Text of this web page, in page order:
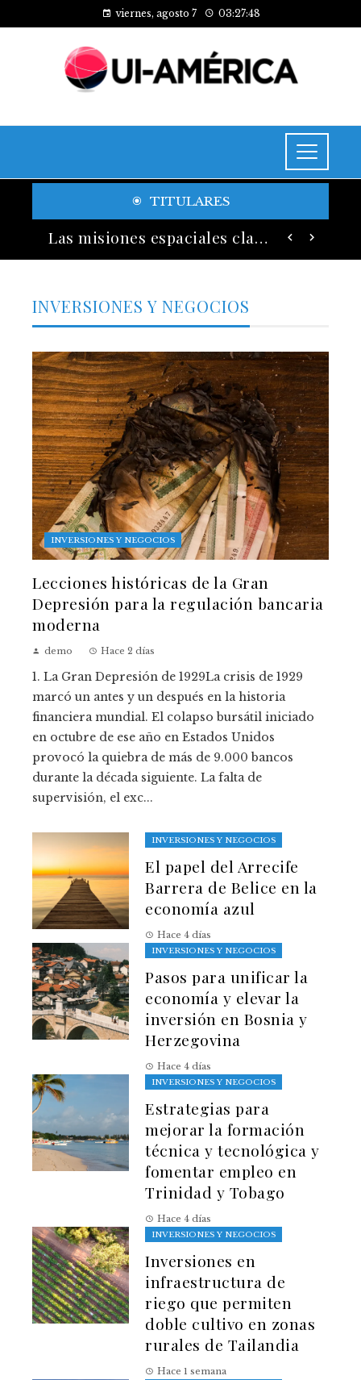
viernes, agosto 7 03:27:49
TITULARES
Las misiones espaciales clave que transformaron el conocimiento humano
INVERSIONES Y NEGOCIOS
INVERSIONES Y NEGOCIOS
Lecciones históricas de la Gran
Depresión para la regulación bancaria
moderna
demo Hace 2 días
1. La Gran Depresión de 1929La crisis de 1929
marcó un antes y un después en la historia
financiera mundial. El colapso bursátil iniciado
en octubre de ese año en Estados Unidos
provocó la quiebra de más de 9.000 bancos
durante la década siguiente. La falta de
supervisión, el exc...
INVERSIONES Y NEGOCIOS
El papel del Arrecife
Barrera de Belice en la
economía azul
Hace 4 días
INVERSIONES Y NEGOCIOS
Pasos para unificar la
economía y elevar la
inversión en Bosnia y
Herzegovina
Hace 4 días
INVERSIONES Y NEGOCIOS
Estrategias para
mejorar la formación
técnica y tecnológica y
fomentar empleo en
Trinidad y Tobago
Hace 4 días
INVERSIONES Y NEGOCIOS
Inversiones en
infraestructura de
riego que permiten
doble cultivo en zonas
rurales de Tailandia
Hace 1 semana